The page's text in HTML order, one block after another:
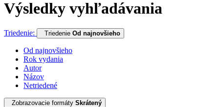
Výsledky vyhľadávania
Triedenie: Triedenie Od najnovšieho
Od najnovšieho
Rok vydania
Autor
Názov
Netriedené
Zobrazovacie formáty Skrátený